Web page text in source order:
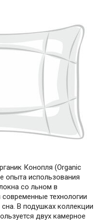
Конопля (Organic
опыта использования
со льном в
технологии
В подушках коллекции
двух камерное